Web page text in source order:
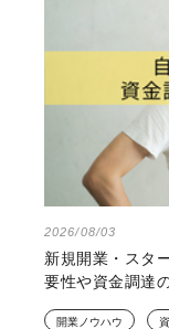
2026/08/03
新規開業・スタ
要性や資金調達
開業ノウハウ